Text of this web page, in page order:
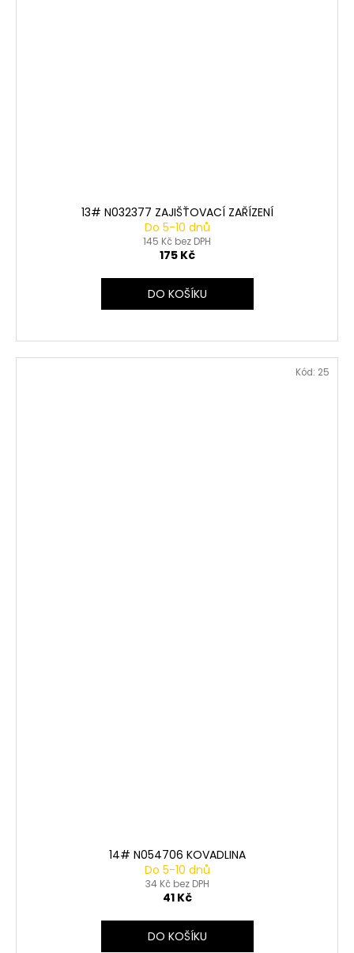
13# N032377 ZAJIŠŤOVACÍ ZAŘÍZENÍ
Do 5-10 dnů
145 Kč bez DPH
175 Kč
DO KOŠÍKU
14# N054706 KOVADLINA
Do 5-10 dnů
34 Kč bez DPH
41 Kč
DO KOŠÍKU
Kód: 25